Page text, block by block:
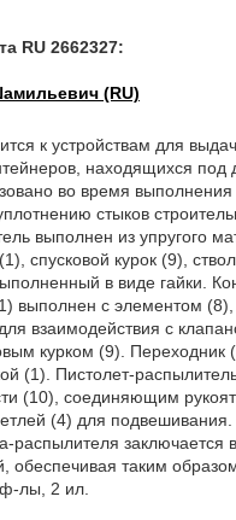
RU 2662327:
(RU)
к устройствам для
находящихся под
во время выполнения
стыков
выполнен из упругого
спусковой курок (9),
в виде гайки.
выполнен с элементом (8),
взаимодействия с
курком (9). Переходник
(1). Пистолет-
(10), соединяющим
(4) для подвешивания.
распылителя заключается
обеспечивая таким
ф-лы, 2 ил.